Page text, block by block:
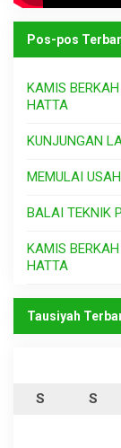
Pos-pos
KAMIS
HATTA
KUNJUNGAN
MEMULAI
BALAI TEKNIK
KAMIS
HATTA
Tausiyah
S
S